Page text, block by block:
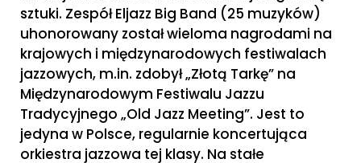
sztuki. Zespół Eljazz Big Band (25 muzyków)
uhonorowany został wieloma nagrodami na
krajowych i międzynarodowych festiwalach
jazzowych, m.in. zdobył „Złotą Tarkę” na
Międzynarodowym Festiwalu Jazzu
Tradycyjnego „Old Jazz Meeting”. Jest to
jedyna w Polsce, regularnie koncertująca
orkiestra jazzowa tej klasy. Na stałe